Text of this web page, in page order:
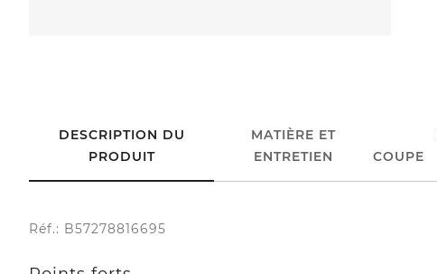
DESCRIPTION DU
PRODUIT
MATIÈRE ET
ENTRETIEN
COUPE
Réf.: B57278816695